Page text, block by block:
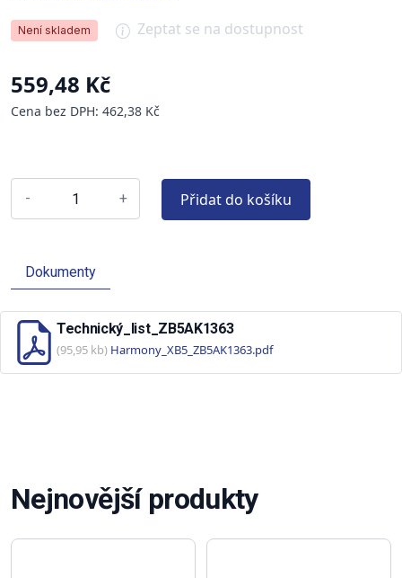
Není skladem Zeptat se na dostupnost
559,48 Kč
Cena bez DPH: 462,38 Kč
- + Přidat do košíku
Dokumenty
Technický_list_ZB5AK1363
(95,95 kb) Harmony_XB5_ZB5AK1363.pdf
Nejnovější produkty